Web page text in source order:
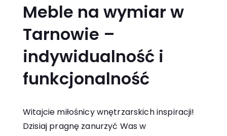
Meble na wymiar w
Tarnowie –
indywidualność i
funkcjonalność
Witajcie miłośnicy wnętrzarskich inspiracji!
Dzisiaj pragnę zanurzyć Was w